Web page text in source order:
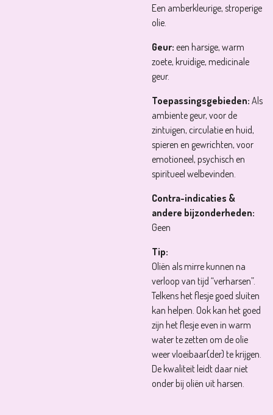
Een amberkleurige, stroperige
olie.
Geur: een harsige, warm
zoete, kruidige, medicinale
geur.
Toepassingsgebieden: Als
ambiente geur, voor de
zintuigen, circulatie en huid,
spieren en gewrichten, voor
emotioneel, psychisch en
spiritueel welbevinden.
Contra-indicaties &
andere bijzonderheden:
Geen
Tip:
Oliën als mirre kunnen na
verloop van tijd “verharsen”.
Telkens het flesje goed sluiten
kan helpen. Ook kan het goed
zijn het flesje even in warm
water te zetten om de olie
weer vloeibaar(der) te krijgen.
De kwaliteit leidt daar niet
onder bij oliën uit harsen.